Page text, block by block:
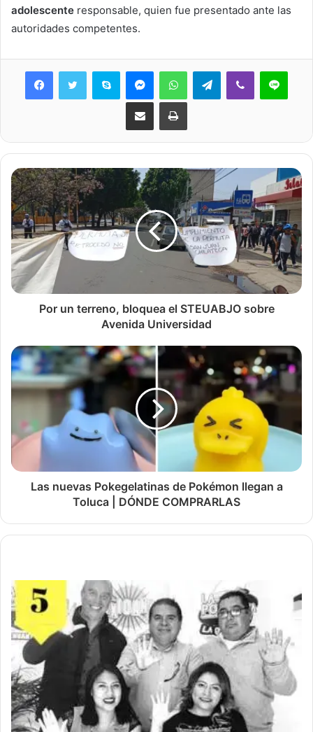
adolescente responsable, quien fue presentado ante las
autoridades competentes.
Skype MessengerWhatsAppTelegramViber Line
Share via Email Print
Por un terreno, bloquea el STEUABJO sobre
Avenida Universidad
Las nuevas Pokegelatinas de Pokémon llegan a
Toluca | DÓNDE COMPRARLAS